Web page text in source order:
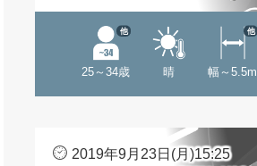
25～34歳
他
晴 幅～5.5m
他
2019年9月23日(月)15:25